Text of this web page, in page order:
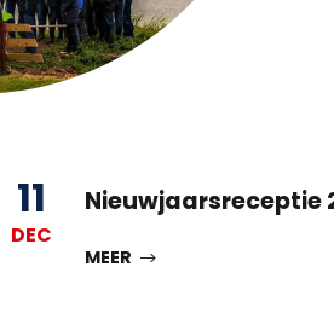
11
DEC
Nieuwjaarsreceptie
MEER